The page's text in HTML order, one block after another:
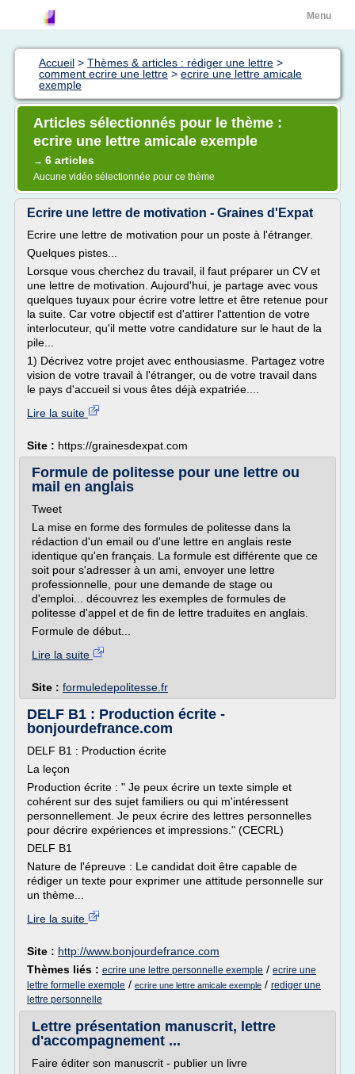
Menu
Accueil > Thèmes & articles : rédiger une lettre >
comment ecrire une lettre > ecrire une lettre amicale
exemple
Articles sélectionnés pour le thème :
ecrire une lettre amicale exemple
→ 6 articles
Aucune vidéo sélectionnée pour ce thème
Ecrire une lettre de motivation - Graines d'Expat
Ecrire une lettre de motivation pour un poste à l'étranger.
Quelques pistes...
Lorsque vous cherchez du travail, il faut préparer un CV et
une lettre de motivation. Aujourd'hui, je partage avec vous
quelques tuyaux pour écrire votre lettre et être retenue pour
la suite. Car votre objectif est d'attirer l'attention de votre
interlocuteur, qu'il mette votre candidature sur le haut de la
pile...
1) Décrivez votre projet avec enthousiasme. Partagez votre
vision de votre travail à l'étranger, ou de votre travail dans
le pays d'accueil si vous êtes déjà expatriée....
Lire la suite
Site : https://grainesdexpat.com
Formule de politesse pour une lettre ou
mail en anglais
Tweet
La mise en forme des formules de politesse dans la
rédaction d'un email ou d'une lettre en anglais reste
identique qu'en français. La formule est différente que ce
soit pour s'adresser à un ami, envoyer une lettre
professionnelle, pour une demande de stage ou
d'emploi... découvrez les exemples de formules de
politesse d'appel et de fin de lettre traduites en anglais.
Formule de début...
Lire la suite
Site : formuledepolitesse.fr
DELF B1 : Production écrite -
bonjourdefrance.com
DELF B1 : Production écrite
La leçon
Production écrite : " Je peux écrire un texte simple et
cohérent sur des sujet familiers ou qui m'intéressent
personnellement. Je peux écrire des lettres personnelles
pour décrire expériences et impressions." (CECRL)
DELF B1
Nature de l'épreuve : Le candidat doit être capable de
rédiger un texte pour exprimer une attitude personnelle sur
un thème...
Lire la suite
Site : http://www.bonjourdefrance.com
Thèmes liés : ecrire une lettre personnelle exemple / ecrire une
lettre formelle exemple / ecrire une lettre amicale exemple / rediger une
lettre personnelle
Lettre présentation manuscrit, lettre
d'accompagnement ...
Faire éditer son manuscrit - publier un livre